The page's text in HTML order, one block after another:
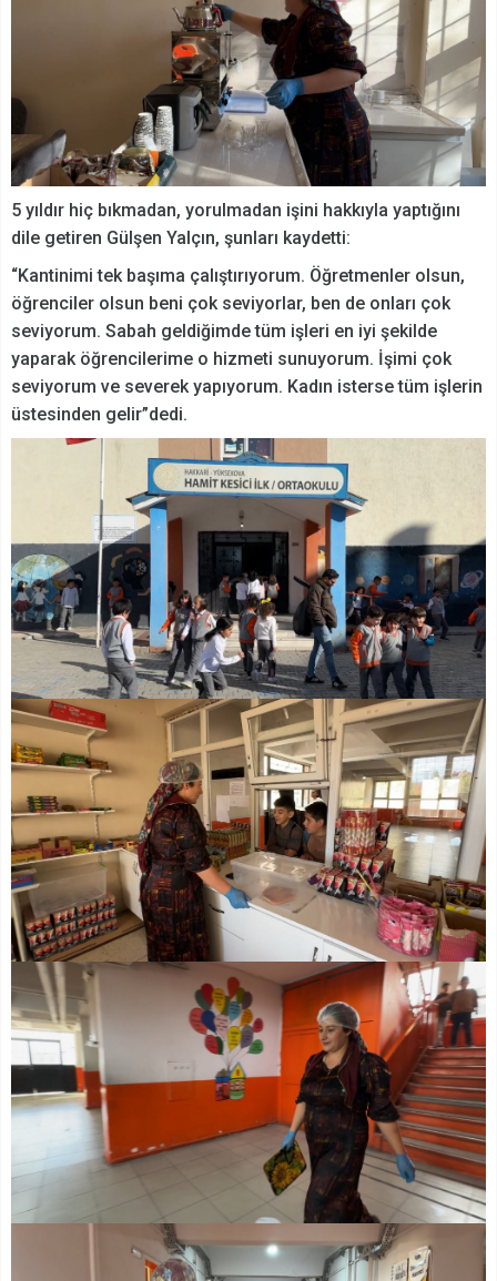
5 yıldır hiç bıkmadan, yorulmadan işini hakkıyla yaptığını
dile getiren Gülşen Yalçın, şunları kaydetti:
“Kantinimi tek başıma çalıştırıyorum. Öğretmenler olsun,
öğrenciler olsun beni çok seviyorlar, ben de onları çok
seviyorum. Sabah geldiğimde tüm işleri en iyi şekilde
yaparak öğrencilerime o hizmeti sunuyorum. İşimi çok
seviyorum ve severek yapıyorum. Kadın isterse tüm işlerin
üstesinden gelir”dedi.